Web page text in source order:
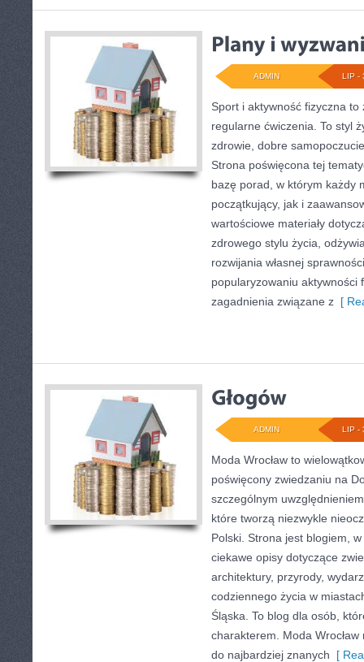
LIP -
ADMIN
Sport i aktywność fizyczna
regularne ćwiczenia. To styl
zdrowie, dobre
Strona poświęcona tej
bazę porad, w którym każdy
początkujący, jak i
wartościowe materiały
zdrowego stylu życia,
rozwijania własnej
popularyzowaniu aktywności
zagadnienia związane z [
LIP -
ADMIN
Moda Wrocław to
poświęcony zwiedzaniu na
szczególnym
które tworzą niezwykle
Polski. Strona jest blogiem,
ciekawe opisy dotyczące
architektury, przyrody,
codziennego życia w
Śląska. To blog dla osób,
charakterem. Moda Wrocław
do najbardziej znanych [